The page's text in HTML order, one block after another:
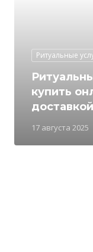
Ритуальные
17 августа 2025
купить
доставкой